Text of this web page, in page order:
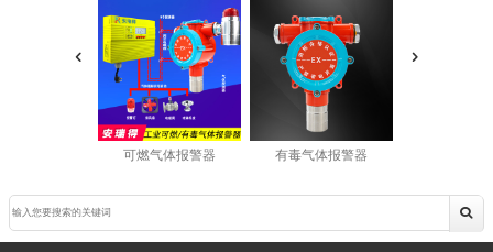
可燃气体报警器 有毒气体报警器